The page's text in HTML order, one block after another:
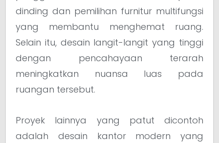
dinding dan pemilihan furnitur multifungsi
yang membantu menghemat ruang.
Selain itu, desain langit-langit yang tinggi
dengan pencahayaan terarah
meningkatkan nuansa luas pada
ruangan tersebut.
Proyek lainnya yang patut dicontoh
adalah desain kantor modern yang